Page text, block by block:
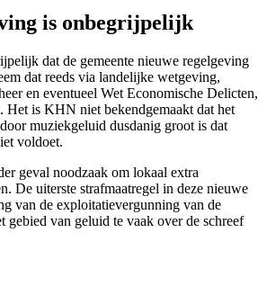
is onbegrijpelijk
dat de gemeente nieuwe regelgeving
dat reeds via landelijke wetgeving,
en eventueel Wet Economische Delicten,
Het is KHN niet bekendgemaakt dat het
muziekgeluid dusdanig groot is dat
voldoet.
geval noodzaak om lokaal extra
De uiterste strafmaatregel in deze nieuwe
van de exploitatievergunning van de
gebied van geluid te vaak over de schreef